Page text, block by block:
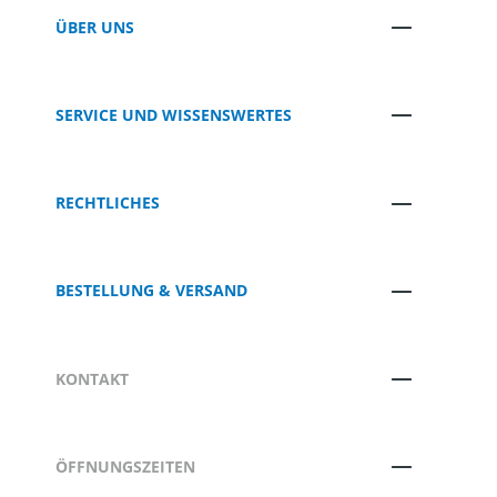
ÜBER UNS
SERVICE UND WISSENSWERTES
RECHTLICHES
BESTELLUNG & VERSAND
KONTAKT
ÖFFNUNGSZEITEN